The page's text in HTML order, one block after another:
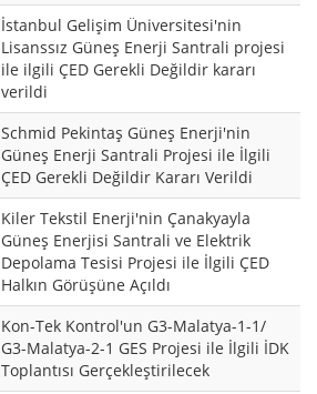
İstanbul Gelişim Üniversitesi'nin
Lisanssız Güneş Enerji Santrali projesi
ile ilgili ÇED Gerekli Değildir kararı
verildi
Schmid Pekintaş Güneş Enerji'nin
Güneş Enerji Santrali Projesi ile İlgili
ÇED Gerekli Değildir Kararı Verildi
Kiler Tekstil Enerji'nin Çanakyayla
Güneş Enerjisi Santrali ve Elektrik
Depolama Tesisi Projesi ile İlgili ÇED
Halkın Görüşüne Açıldı
Kon-Tek Kontrol'un G3-Malatya-1-1/
G3-Malatya-2-1 GES Projesi ile İlgili İDK
Toplantısı Gerçekleştirilecek